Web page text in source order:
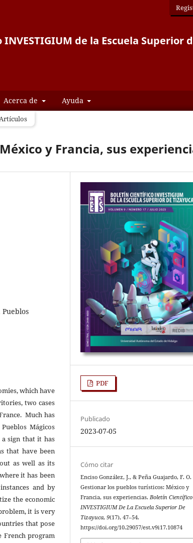
de la Escuela Superior
Acerca de Ayuda
y Francia, sus
which have
two cases
Much has
Mágicos
sign that it has
that have been
as well as its
it has been
and by
the economic
it is very
that pose
French program
PDF
Publicado
2023-07-05
Cómo citar
Enciso González, J., & Peña Guajardo, F. O.
Gestionar los pueblos turísticos: México y
Francia, sus experiencias.Boletín Científico
INVESTIGIUM De La Escuela Superior De
Tizayuca,9(17), 47–54.
https://doi.org/10.29057/est.v9i17.10874